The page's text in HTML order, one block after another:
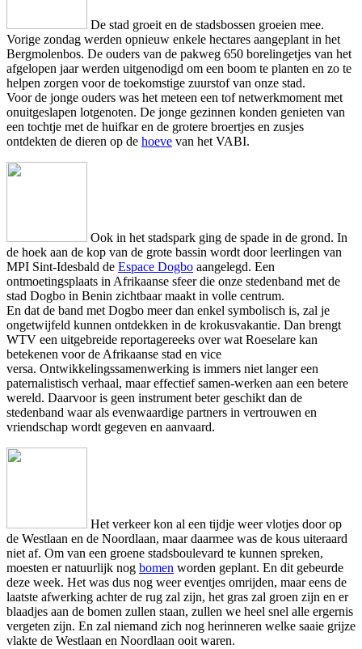
De stad groeit en de stadsbossen groeien mee.
Vorige zondag werden opnieuw enkele hectares aangeplant in het
Bergmolenbos. De ouders van de pakweg 650 borelingetjes van het
afgelopen jaar werden uitgenodigd om een boom te planten en zo te
helpen zorgen voor de toekomstige zuurstof van onze stad.
Voor de jonge ouders was het meteen een tof netwerkmoment met
onuitgeslapen lotgenoten. De jonge gezinnen konden genieten van
een tochtje met de huifkar en de grotere broertjes en zusjes
ontdekten de dieren op de hoeve van het VABI.
Ook in het stadspark ging de spade in de grond. In
de hoek aan de kop van de grote bassin wordt door leerlingen van
MPI Sint-Idesbald de Espace Dogbo aangelegd. Een
ontmoetingsplaats in Afrikaanse sfeer die onze stedenband met de
stad Dogbo in Benin zichtbaar maakt in volle centrum.
En dat de band met Dogbo meer dan enkel symbolisch is, zal je
ongetwijfeld kunnen ontdekken in de krokusvakantie. Dan brengt
WTV een uitgebreide reportagereeks over wat Roeselare kan
betekenen voor de Afrikaanse stad en vice
versa. Ontwikkelingssamenwerking is immers niet langer een
paternalistisch verhaal, maar effectief samen-werken aan een betere
wereld. Daarvoor is geen instrument beter geschikt dan de
stedenband waar als evenwaardige partners in vertrouwen en
vriendschap wordt gegeven en aanvaard.
Het verkeer kon al een tijdje weer vlotjes door op
de Westlaan en de Noordlaan, maar daarmee was de kous uiteraard
niet af. Om van een groene stadsboulevard te kunnen spreken,
moesten er natuurlijk nog bomen worden geplant. En dit gebeurde
deze week. Het was dus nog weer eventjes omrijden, maar eens de
laatste afwerking achter de rug zal zijn, het gras zal groen zijn en er
blaadjes aan de bomen zullen staan, zullen we heel snel alle ergernis
vergeten zijn. En zal niemand zich nog herinneren welke saaie grijze
vlakte de Westlaan en Noordlaan ooit waren.